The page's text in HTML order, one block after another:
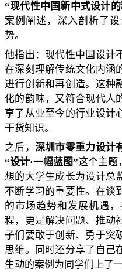
“现代性中国新中式设计
案例阐述，深入剖析了
势。
他指出：现代性中国设计
在深刻理解传统文化内涵
进行创新和再创造。这种
化的韵味，又符合现代人
享了从业至今的行业设计
干货知识。
之后， 深圳市零重力设计
“设计·一幅蓝图”这个主题，
想的大学生成长为设计总
不断学习的重要性。 在谈
的市场趋势和发展机遇
程，更是解决问题、推动
子们 要敢于创新、勇于突
思维。
同时还分享了自己
生动的案例为同学们上了